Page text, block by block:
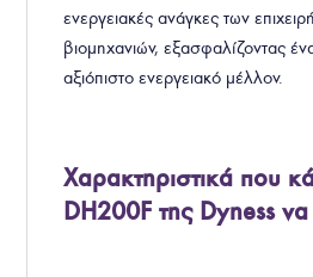
ενεργειακές ανάγκες των
βιομηχανιών, εξασφαλίζοντας
αξιόπιστο ενεργειακό μέλλον.
Χαρακτηριστικά που
DH200F της Dynessνα